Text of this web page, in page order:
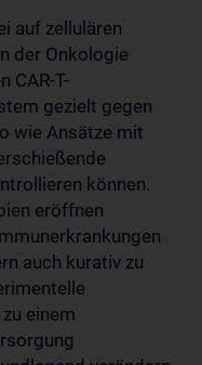
auf zellulären
der Onkologie
CAR-T-
gezielt gegen
wie Ansätze mit
können.
eröffnen
auch kurativ zu
einem